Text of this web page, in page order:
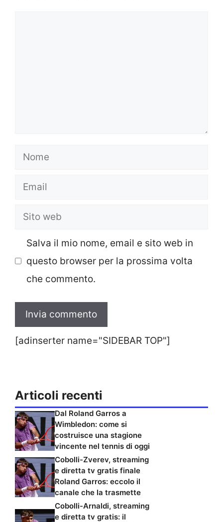
Nome
Email
Sito
Salva il mio nome, email e sito web in
questo browser per la prossima volta
che commento.
[adinserter name="SIDEBAR TOP"]
Articoli recenti
Dal Roland Garros a
Wimbledon: come si
costruisce una stagione
vincente nel tennis di oggi
Cobolli-Zverev, streaming
e diretta tv gratis finale
Roland Garros: eccolo il
canale che la trasmette
Cobolli-Arnaldi, streaming
e diretta tv gratis: il